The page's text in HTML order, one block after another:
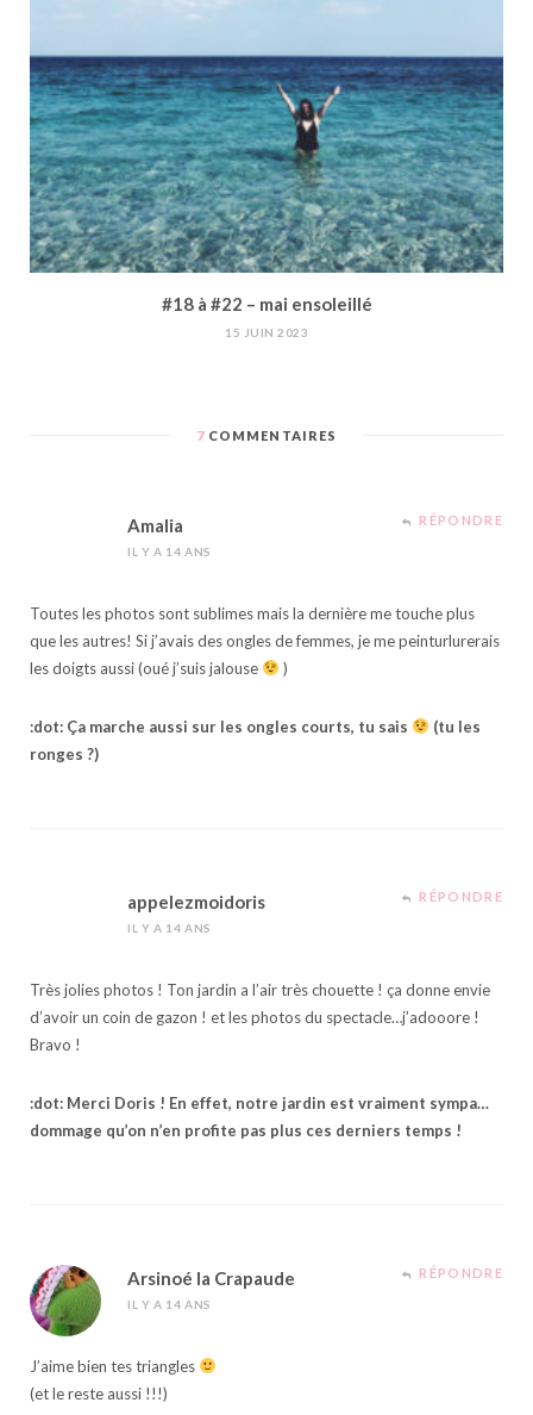
#18 à #22 – mai ensoleillé
15 JUIN 2023
7COMMENTAIRES
Amalia
IL Y A 14 ANS
RÉPONDRE
Toutes les photos sont sublimes mais la dernière me touche plus
que les autres! Si j’avais des ongles de femmes, je me peinturlurerais
les doigts aussi (oué j’suis jalouse
)
:dot: Ça marche aussi sur les ongles courts, tu sais
(tu les
ronges ?)
appelezmoidoris
IL Y A 14 ANS
RÉPONDRE
Très jolies photos ! Ton jardin a l’air très chouette ! ça donne envie
d’avoir un coin de gazon ! et les photos du spectacle…j’adooore !
Bravo !
:dot: Merci Doris ! En effet, notre jardin est vraiment sympa…
dommage qu’on n’en profite pas plus ces derniers temps !
Arsinoé la Crapaude
IL Y A 14 ANS
RÉPONDRE
J’aime bien tes triangles
(et le reste aussi !!!)